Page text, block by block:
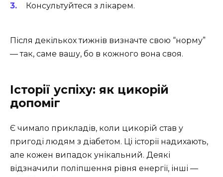
Консультуйтеся з лікарем.
Після декількох тижнів визначте свою “норму”
— так, саме вашу, бо в кожного вона своя.
Історії успіху: як цикорій
допоміг
Є чимало прикладів, коли цикорій став у
пригоді людям з діабетом. Ці історії надихають,
але кожен випадок унікальний. Деякі
відзначили поліпшення рівня енергії, інші —